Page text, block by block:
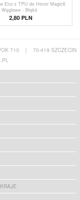
Etui z TPU do Honor Magic6
Węglowe - Błękit
2,80 PLN
710 |
70-419 SZCZECIN